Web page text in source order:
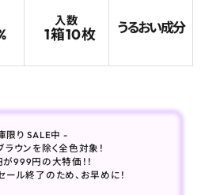
入数
1箱10枚 うるおい成分
限り SALE中 -
ラウンを除く全色対象！
999円の大特価！！
ール終了のため、お早めに！